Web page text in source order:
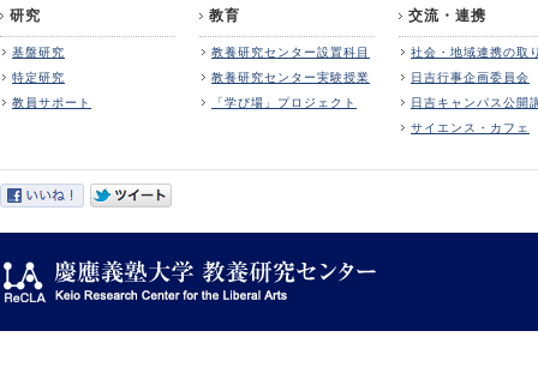
研究
基盤研究
特定研究
教員サポート
教育
教養研究センター設置科目
教養研究センター実験授業
「学び場」プロジェクト
交流・連携
社会・地域連携の取
日吉行事企画委員会
日吉キャンパス公開
サイエンス・カフェ